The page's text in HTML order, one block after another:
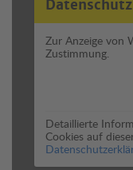
Datenschutz
Zur Anzeige von
Zustimmung.
Detaillierte
Cookies auf